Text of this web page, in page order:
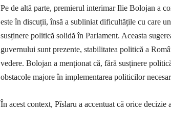
Pe de altă parte, premierul interimar Ilie Bolojan a
este în discuții, însă a subliniat dificultățile cu care
susținere politică solidă în Parlament. Aceasta
guvernului sunt prezente, stabilitatea politică a
vedere. Bolojan a menționat că, fără susținere
obstacole majore în implementarea politicilor
În acest context, Pîslaru a accentuat că orice decizie